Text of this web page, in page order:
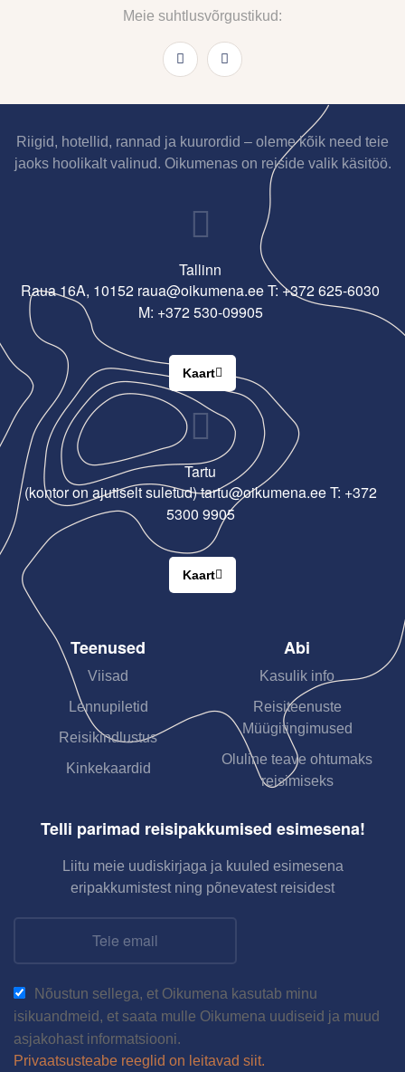
Meie suhtlusvõrgustikud:
Riigid, hotellid, rannad ja kuurordid – oleme kõik need teie
jaoks hoolikalt valinud. Oikumenas on reiside valik käsitöö.
Tallinn
Raua 16A, 10152 raua@oikumena.ee T: +372 625-6030
M: +372 530-09905
Kaart
Tartu
(kontor on ajutiselt suletud) tartu@oikumena.ee T: +372
5300 9905
Kaart
Teenused
Viisad
Lennupiletid
Reisikindlustus
Kinkekaardid
Abi
Kasulik info
Reisiteenuste
Müügitingimused
Oluline teave ohtumaks
reisimiseks
Telli parimad reisipakkumised esimesena!
Liitu meie uudiskirjaga ja kuuled esimesena
eripakkumistest ning põnevatest reisidest
Nõustun sellega, et Oikumena kasutab minu
isikuandmeid, et saata mulle Oikumena uudiseid ja muud
asjakohast informatsiooni.
Privaatsusteabe reeglid on leitavad siit.